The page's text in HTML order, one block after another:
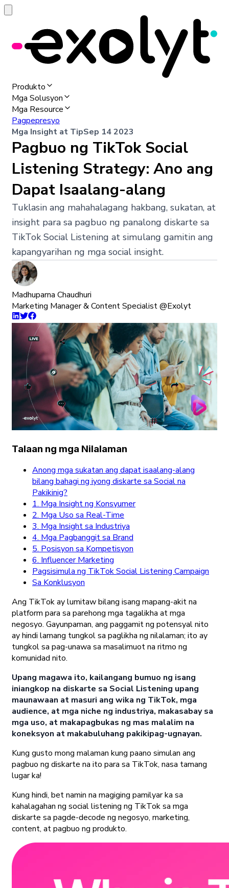
Produkto
Mga Solusyon
Mga Resource
Pagpepresyo
Mga Insight at TipSep 14 2023
Pagbuo ng TikTok Social
Listening Strategy: Ano ang
Dapat Isaalang-alang
Tuklasin ang mahahalagang hakbang, sukatan, at
insight para sa pagbuo ng panalong diskarte sa
TikTok Social Listening at simulang gamitin ang
kapangyarihan ng mga social insight.
Madhuparna Chaudhuri
Marketing Manager & Content Specialist @Exolyt
Talaan ng mga Nilalaman
Anong mga sukatan ang dapat isaalang-alang
bilang bahagi ng iyong diskarte sa Social na
Pakikinig?
1. Mga Insight ng Konsyumer
2. Mga Uso sa Real-Time
3. Mga Insight sa Industriya
4. Mga Pagbanggit sa Brand
5. Posisyon sa Kompetisyon
6. Influencer Marketing
Pagsisimula ng TikTok Social Listening Campaign
Sa Konklusyon
Ang TikTok ay lumitaw bilang isang mapang-akit na
platform para sa parehong mga tagalikha at mga
negosyo. Gayunpaman, ang paggamit ng potensyal nito
ay hindi lamang tungkol sa paglikha ng nilalaman; ito ay
tungkol sa pag-unawa sa masalimuot na ritmo ng
komunidad nito.
Upang magawa ito, kailangang bumuo ng isang
iniangkop na diskarte sa Social Listening upang
maunawaan at masuri ang wika ng TikTok, mga
audience, at mga niche ng industriya, makasabay sa
mga uso, at makapagbukas ng mas malalim na
koneksyon at makabuluhang pakikipag-ugnayan.
Kung gusto mong malaman kung paano simulan ang
pagbuo ng diskarte na ito para sa TikTok, nasa tamang
lugar ka!
Kung hindi, bet namin na magiging pamilyar ka sa
kahalagahan ng social listening ng TikTok sa mga
diskarte sa pagde-decode ng negosyo, marketing,
content, at pagbuo ng produkto.